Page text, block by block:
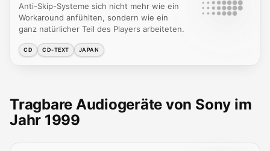
Anti-Skip-Systeme sich nicht mehr wie ein
Workaround anfühlten, sondern wie ein
ganz natürlicher Teil des Players arbeiteten.
CD CD-TEXT JAPAN
Tragbare Audiogeräte von Sony im
Jahr 1999